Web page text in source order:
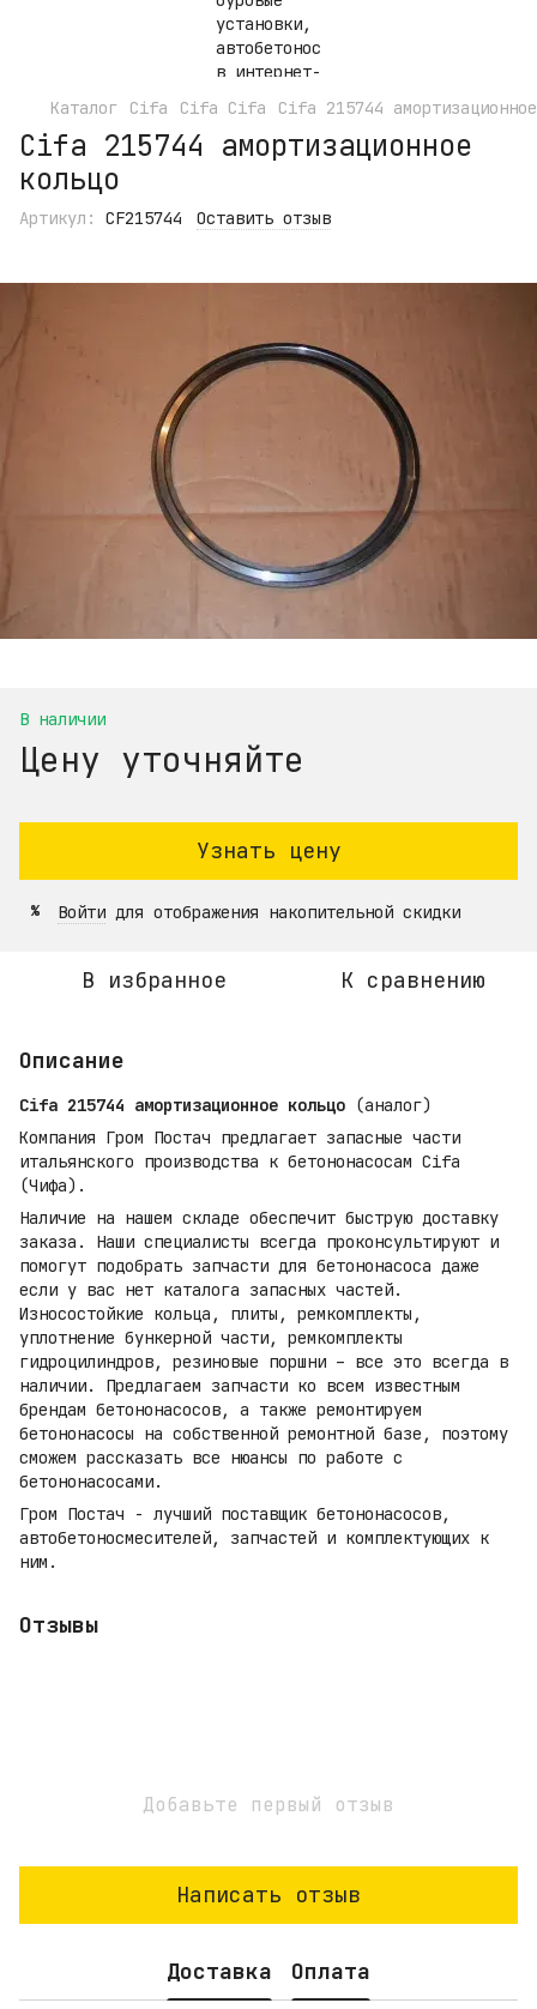
Каталог Cifa Cifa Cifa Cifa 215744
Cifa 215744 амортизационное
кольцо
Артикул: CF215744 Оставить отзыв
В наличии
Цену уточняйте
Узнать цену
% Войти для отображения накопительной скидки
В избранное К сравнению
Описание
Cifa 215744 амортизационное кольцо (аналог)
Компания Гром Постач предлагает запасные части
итальянского производства к бетононасосам Cifa
(Чифа).
Наличие на нашем складе обеспечит быструю доставку
заказа. Наши специалисты всегда проконсультируют и
помогут подобрать запчасти для бетононасоса даже
если у вас нет каталога запасных частей.
Износостойкие кольца, плиты, ремкомплекты,
уплотнение бункерной части, ремкомплекты
гидроцилиндров, резиновые поршни – все это всегда в
наличии. Предлагаем запчасти ко всем известным
брендам бетононасосов, а также ремонтируем
бетононасосы на собственной ремонтной базе, поэтому
сможем рассказать все нюансы по работе с
бетононасосами.
Гром Постач - лучший поставщик бетононасосов,
автобетоносмесителей, запчастей и комплектующих к
ним.
Отзывы
Добавьте первый отзыв
Написать отзыв
Доставка Оплата